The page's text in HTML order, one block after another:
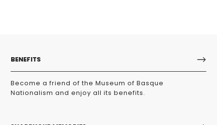
BENEFITS
Become a friend of the Museum of Basque
Nationalism and enjoy all its benefits.